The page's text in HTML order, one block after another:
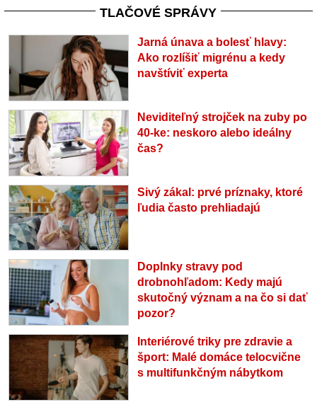
TLAČOVÉ SPRÁVY
Jarná únava a bolesť hlavy:
Ako rozlíšiť migrénu a kedy
navštíviť experta
Neviditeľný strojček na zuby po
40-ke: neskoro alebo ideálny
čas?
Sivý zákal: prvé príznaky, ktoré
ľudia často prehliadajú
Doplnky stravy pod
drobnohľadom: Kedy majú
skutočný význam a na čo si dať
pozor?
Interiérové triky pre zdravie a
šport: Malé domáce telocvične
s multifunkčným nábytkom